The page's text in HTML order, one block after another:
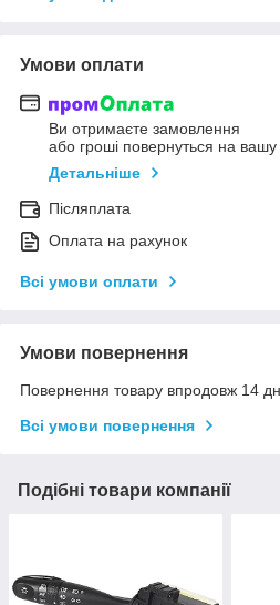
Умови оплати
Ви отримаєте замовлення
або гроші повернуться на вашу
Детальніше
Післяплата
Оплата на рахунок
Всі умови оплати
Умови повернення
Повернення товару впродовж 14
Всі умови повернення
Подібні товари компанії